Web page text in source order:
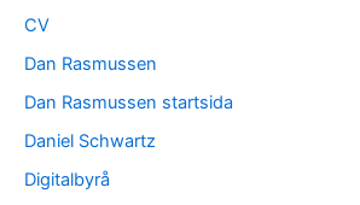
CV
Dan Rasmussen
Dan Rasmussen startsida
Daniel Schwartz
Digitalbyrå